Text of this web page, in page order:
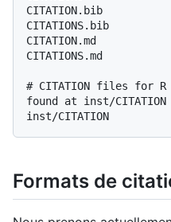
CITATION.bib
CITATIONS.bib
CITATION.md
CITATIONS.md
# CITATION files for
found at inst/CITATION
Formats de